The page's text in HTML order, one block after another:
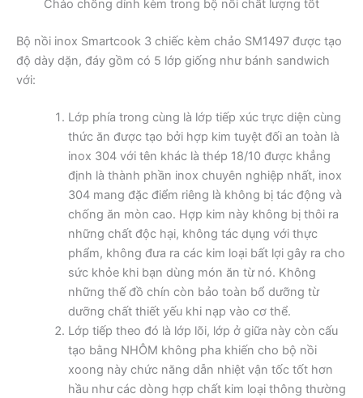
Chảo chống dính kèm trong bộ nồi chất lượng tốt
Bộ nồi inox Smartcook 3 chiếc kèm chảo SM1497 được tạo
độ dày dặn, đáy gồm có 5 lớp giống như bánh sandwich
với:
Lớp phía trong cùng là lớp tiếp xúc trực diện cùng
thức ăn được tạo bởi hợp kim tuyệt đối an toàn là
inox 304 với tên khác là thép 18/10 được khẳng
định là thành phần inox chuyên nghiệp nhất, inox
304 mang đặc điểm riêng là không bị tác động và
chống ăn mòn cao. Hợp kim này không bị thôi ra
những chất độc hại, không tác dụng với thực
phẩm, không đưa ra các kim loại bất lợi gây ra cho
sức khỏe khi bạn dùng món ăn từ nó. Không
những thế đồ chín còn bảo toàn bổ dưỡng từ
dưỡng chất thiết yếu khi nạp vào cơ thể.
Lớp tiếp theo đó là lớp lõi, lớp ở giữa này còn cấu
tạo bằng NHÔM không pha khiến cho bộ nồi
xoong này chức năng dẫn nhiệt vận tốc tốt hơn
hầu như các dòng hợp chất kim loại thông thường